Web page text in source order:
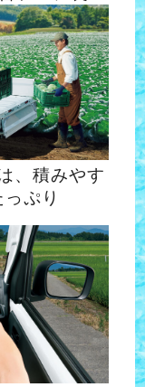
、積みやす
ぷり